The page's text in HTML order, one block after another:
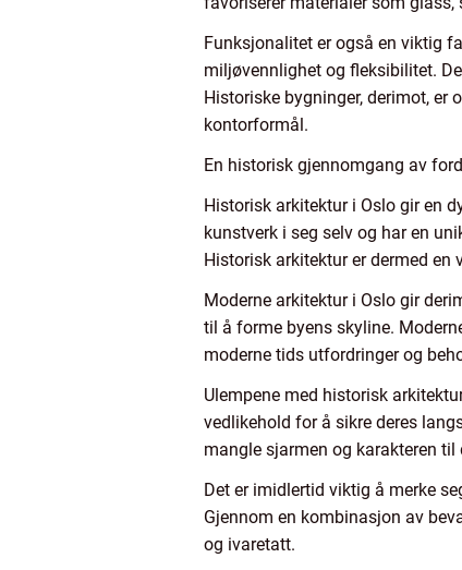
Funksjonalitet er også en viktig
miljøvennlighet og fleksibilitet.
Historiske bygninger, derimot, er
kontorformål.
En historisk gjennomgang av
Historisk arkitektur i Oslo gir en
kunstverk i seg selv og har en
Historisk arkitektur er dermed
Moderne arkitektur i Oslo gir
til å forme byens skyline.
moderne tids utfordringer og
Ulempene med historisk
vedlikehold for å sikre deres
mangle sjarmen og karakteren
Det er imidlertid viktig å merke
Gjennom en kombinasjon av
og ivaretatt.